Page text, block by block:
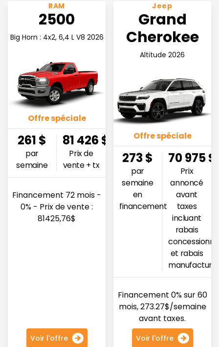
Voir l'offre 260.98$ par semaine
RAM
2500
Big Horn : 4x2, 6,4 L V8 2026
Offre spéciale
261 $
par
semaine
81 426 $
Prix de
vente + tx
Financement 72 mois -
0% - Prix de vente :
81425,76$
Voir l'offre
Voir l'offre 273.27$ par
Jeep
Grand
Cherokee
Altitude 2026
Offre spéciale
273$
par
semaine
en
financement
70 975$
Prix
annoncé
avant
taxes
incluant
rabais
et rabais
Financement 0% sur 60
mois, 273.27$/semaine
avant taxes.
Voir l'offre